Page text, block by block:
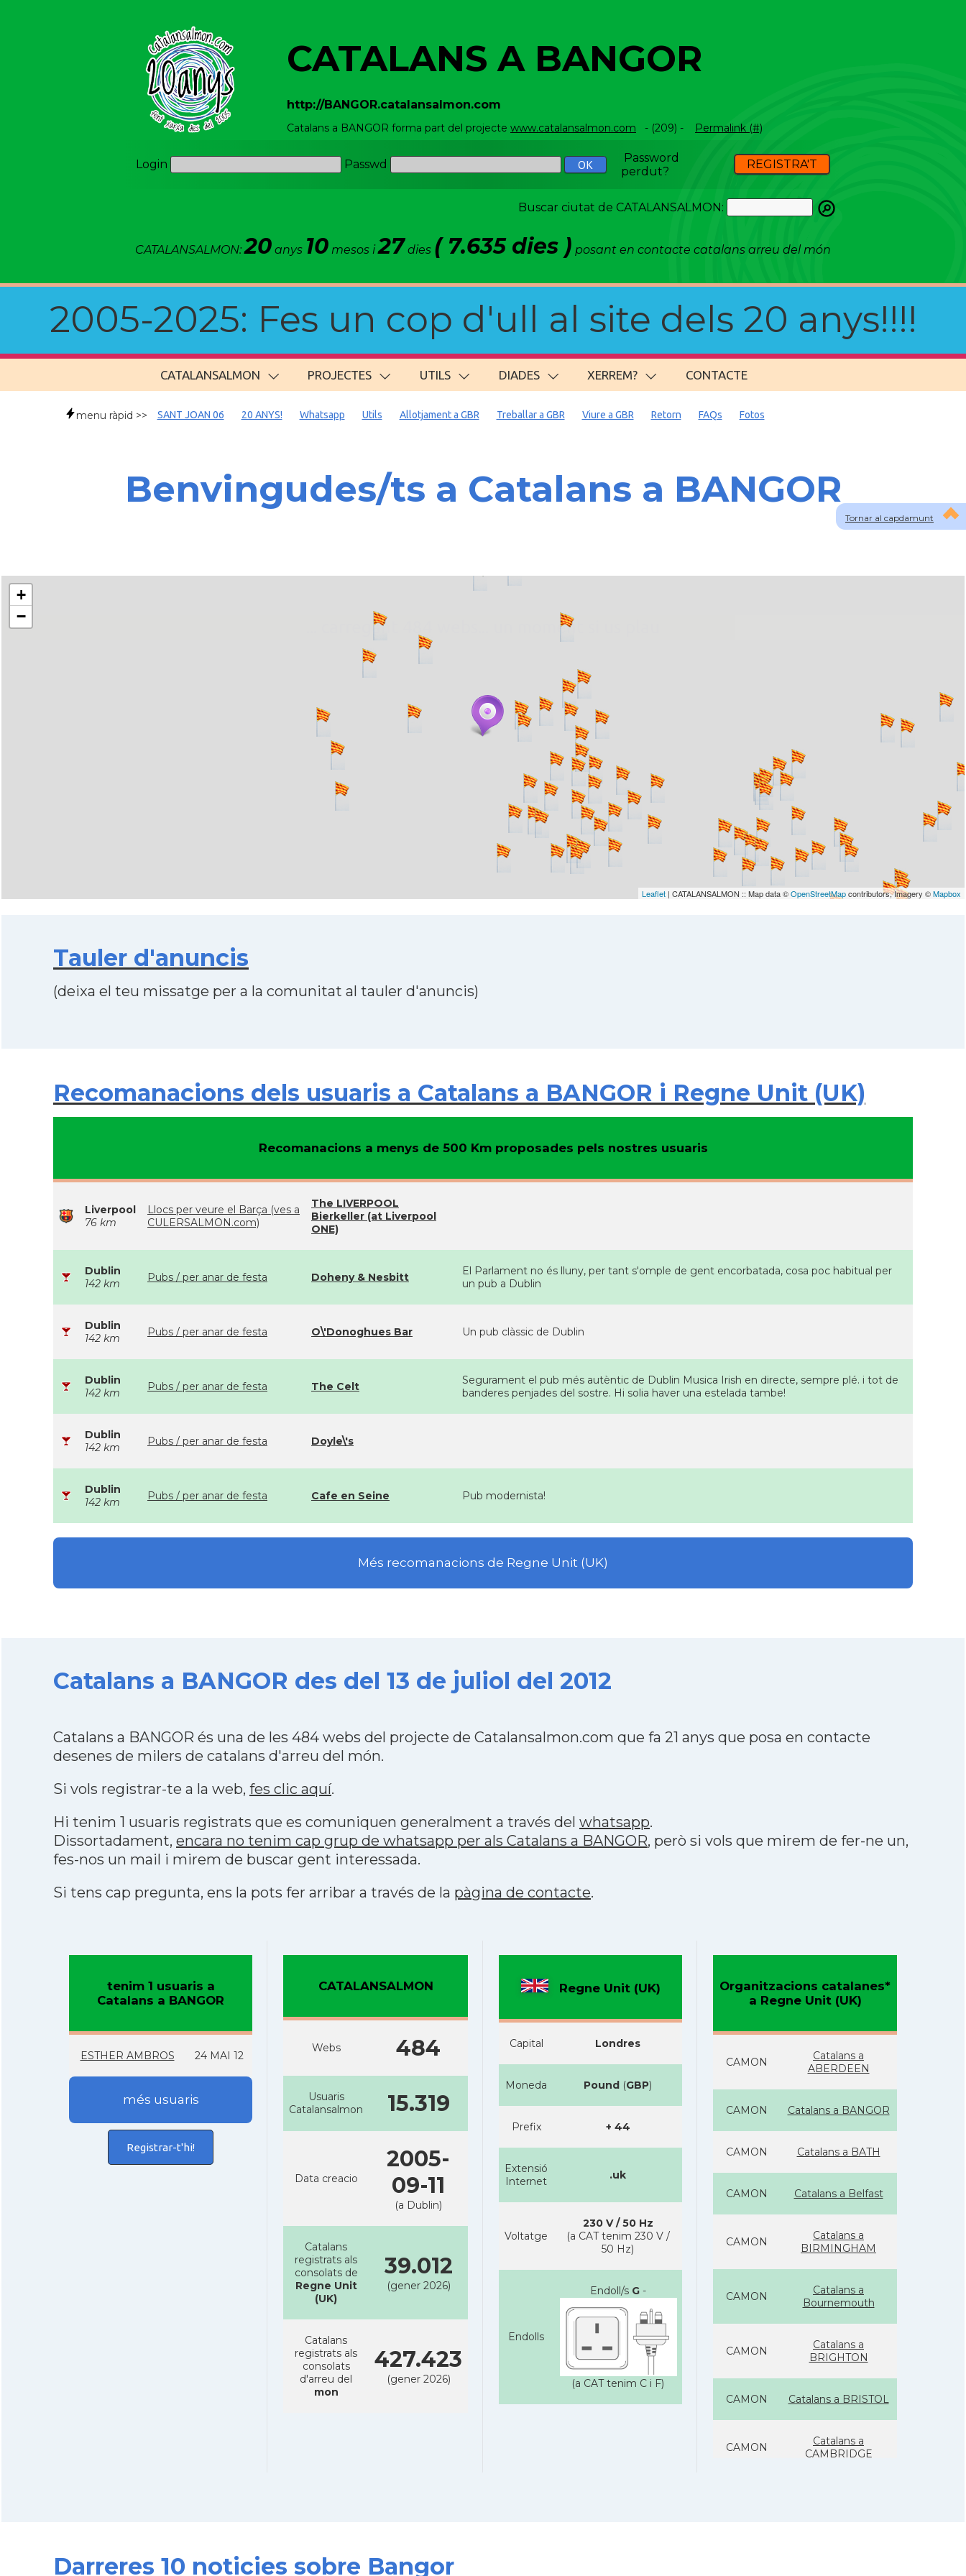
CATALANS A BANGOR
http://BANGOR.catalansalmon.com
Catalans a BANGOR forma part del projecte www.catalansalmon.com - (209) - Permalink (#)
Login Passwd
Password
perdut?
REGISTRA'T
Buscar ciutat de CATALANSALMON:
CATALANSALMON:20 anys 10 mesos i27 dies ( 7.635 dies ) posant en contacte catalans arreu del món
2005-2025: Fes un cop d'ull al site dels 20 anys!!!!
CATALANSALMON PROJECTES UTILS DIADES XERREM? CONTACTE
Tornar al capdamunt
menu ràpid >> SANT JOAN 06 20 ANYS! Whatsapp Utils Allotjament a GBR Treballar a GBR Viure a GBR Retorn FAQs Fotos
Benvingudes/ts a Catalans a BANGOR
... carregant 484 webs... un moment si us plau
+
−
Leaflet | CATALANSALMON :: Map data ©OpenStreetMapcontributors, Imagery ©Mapbox
Tauler d'anuncis
(deixa el teu missatge per a la comunitat al tauler d'anuncis)
Recomanacions dels usuaris a Catalans a BANGOR i Regne Unit (UK)
Recomanacions a menys de 500 Km proposades pels nostres usuaris
Liverpool
76 km
Llocs per veure el Barça (ves a
CULERSALMON.com)
The LIVERPOOL
Bierkeller (at Liverpool
ONE)
Dublin
142 km
Pubs / per anar de festa Doheny & Nesbitt
El Parlament no és lluny, per tant s'omple de gent encorbatada, cosa poc habitual per
un pub a Dublin
Dublin
142 km
Pubs / per anar de festa O\'Donoghues Bar Un pub clàssic de Dublin
Dublin
142 km
Pubs / per anar de festa The Celt
Segurament el pub més autèntic de Dublin Musica Irish en directe, sempre plé. i tot de
banderes penjades del sostre. Hi solia haver una estelada tambe!
Dublin
142 km
Pubs / per anar de festa Doyle\'s
Dublin
142 km
Pubs / per anar de festa Cafe en Seine Pub modernista!
Més recomanacions de Regne Unit (UK)
Catalans a BANGOR des del 13 de juliol del 2012
Catalans a BANGOR és una de les 484 webs del projecte de Catalansalmon.com que fa 21 anys que posa en contacte
desenes de milers de catalans d'arreu del món.
Si vols registrar-te a la web, fes clic aquí.
Hi tenim 1 usuaris registrats que es comuniquen generalment a través del whatsapp.
Dissortadament, encara no tenim cap grup de whatsapp per als Catalans a BANGOR, però si vols que mirem de fer-ne un,
fes-nos un mail i mirem de buscar gent interessada.
Si tens cap pregunta, ens la pots fer arribar a través de la pàgina de contacte.
tenim 1 usuaris a
Catalans a BANGOR
ESTHER AMBROS 24 MAI 12
més usuaris
Registrar-t'hi!
CATALANSALMON
Webs 484
Usuaris
Catalansalmon
15.319
Data creacio
2005-
09-11
(a Dublin)
Catalans
registrats als
consolats de
Regne Unit
(UK)
39.012
(gener 2026)
Catalans
registrats als
consolats
d'arreu del
mon
427.423
(gener 2026)
Regne Unit (UK)
Capital Londres
Moneda Pound (GBP)
Prefix + 44
Extensió
Internet
.uk
Voltatge
230 V / 50 Hz
(a CAT tenim 230 V /
50 Hz)
Endolls
Endoll/s G-
(a CAT tenim C i F)
Organitzacions catalanes*
a Regne Unit (UK)
CAMON
Catalans a
ABERDEEN
CAMON Catalans a BANGOR
CAMON Catalans a BATH
CAMON Catalans a Belfast
CAMON
Catalans a
BIRMINGHAM
CAMON
Catalans a
Bournemouth
CAMON
Catalans a
BRIGHTON
CAMON Catalans a BRISTOL
CAMON
Catalans a
CAMBRIDGE
Darreres 10 noticies sobre Bangor